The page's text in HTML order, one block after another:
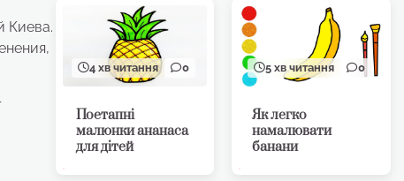
Киева.
4 хв читання 0
Поетапні
малюнки ананаса
для дітей
5 хв читання 0
Як легко
намалювати
банани